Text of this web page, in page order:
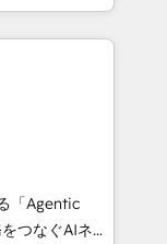
★
adoption
built
Migration:
full data
「Agentic